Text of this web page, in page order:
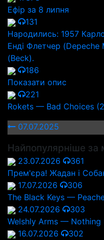
Ефір за 8 липня
131
Народились: 1957
Енді Флетчер (Depeche
(Beck).
186
Показати опис
221
Rokets — Bad Choices
07.07.2025
Найпопулярніше за
23.07.2026
361
Прем'єра! Жадан і
17.07.2026
306
The Black Keys —
24.07.2026
303
Welshly Arms — Nothing
16.07.2026
302